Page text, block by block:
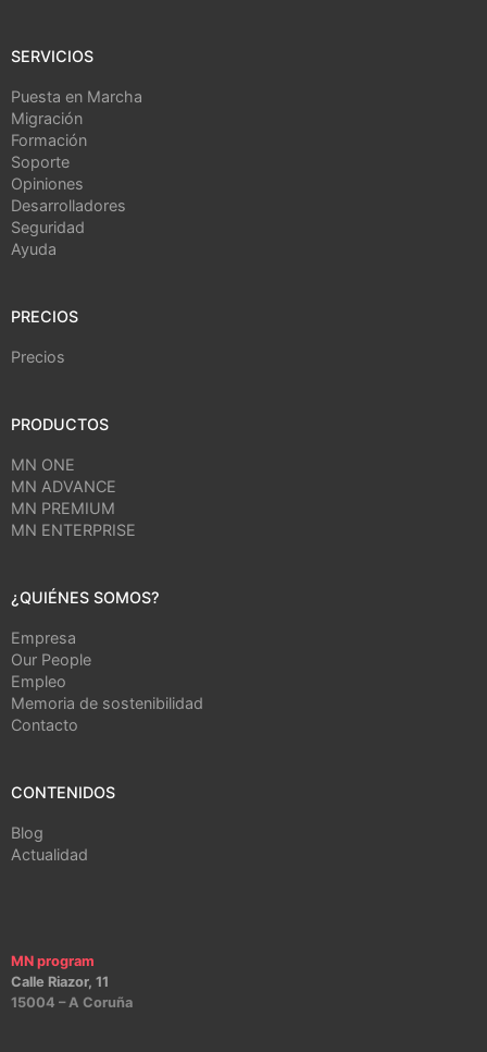
SERVICIOS
Puesta en Marcha
Migración
Formación
Soporte
Opiniones
Desarrolladores
Seguridad
Ayuda
PRECIOS
Precios
PRODUCTOS
MN ONE
MN ADVANCE
MN PREMIUM
MN ENTERPRISE
¿QUIÉNES SOMOS?
Empresa
Our People
Empleo
Memoria de sostenibilidad
Contacto
CONTENIDOS
Blog
Actualidad
MN program
Calle Riazor, 11
15004 – A Coruña